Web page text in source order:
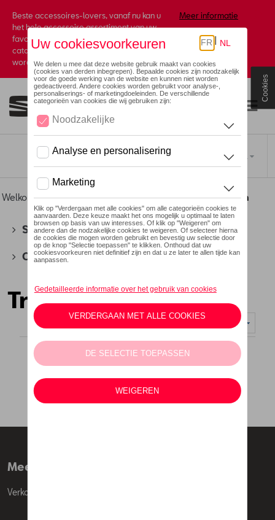
Beste accessoires-lovers, vanaf nu kan u
het hele accessoire assortiment van uw
favoriete merk terugvinden in de online
catalogus. Deze kunnen steeds besteld
worden via uw dealer.
Meer informatie
Toggle navigation
Welkom >Voor u >Heritage Collectie >Kleding > Truien
SEAT(178)
CUPRA(201)
Truien
Meer info
Verkoopsvoorwaarden
Cookies